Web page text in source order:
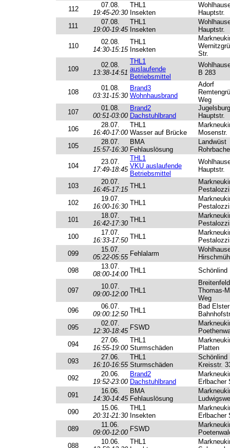
112
07.08.
19:45-20:30
THL1
Insekten
Hauptstr.
111
07.08.
19:00-19:45
THL1
Insekten
Hauptstr.
110
02.08.
14:30-15:15
THL1
Insekten
Str.
109
02.08.
13:38-14:51
THL1
auslaufende
Betriebsmittel
B 283
108
01.08.
03:31-15:30
Brand3
Wohnhausbrand
Adorf
Weg
107
01.08.
00:51-03:00
Brand2
Dachstuhlbrand
Jugelsburg
Hauptstr.
106
28.07.
16:40-17:00
THL1
Wasser auf Brücke
Mosenstr.
105
28.07.
15:57-16:30
BMA
Fehlauslösung
Landwüst
104
23.07.
17:49-18:45
THL1
VKU auslaufende
Betriebsmittel
Hauptstr.
103
20.07.
16:45-17:15 THL1
102
19.07.
16:00-16:30 THL1
101
18.07.
16:42-17:30 THL1
100
17.07.
16:33-17:50 THL1
099
15.07.
05:22-05:55 Fehlalarm
098
13.07.
08:00-14:00 THL1 Schönlind
097
10.07.
09:00-12:00 THL1
Breitenfeld
Thomas-
Weg
096
06.07.
09:00:12:50 THL1
Bad Elster
095
02.07.
12:30-18:45 FSWD
094
27.06.
16:55-19:00
THL1
Sturmschäden
Platten
093
27.06.
16:10-16:55
THL1
Sturmschäden
Schönlind
Kreisstr.
092
20.06.
19:52-23:00
Brand2
Dachstuhlbrand
Erlbacher
091
16.06.
14:30-14:45
BMA
Fehlauslösung
090
15.06.
20:31-21:30
THL1
Insekten
Erlbacher
089
11.06.
09:00-12:00 FSWD
088
10.06.
THL1